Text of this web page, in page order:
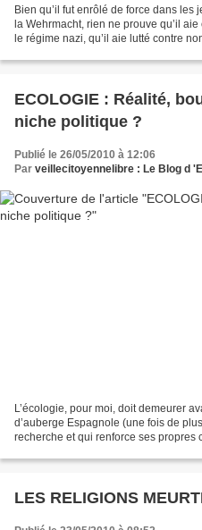
Bien qu’il fut enrôlé de force dans
la Wehrmacht, rien ne prouve qu’il
le régime nazi, qu’il aie lutté contre
ECOLOGIE : Réalité,
niche politique ?
Publié le 26/05/2010 à 12:06
Par veillecitoyennelibre : Le Blog d
L’écologie, pour moi, doit demeurer
d’auberge Espagnole (une fois de
recherche et qui renforce ses propres
LES RELIGIONS